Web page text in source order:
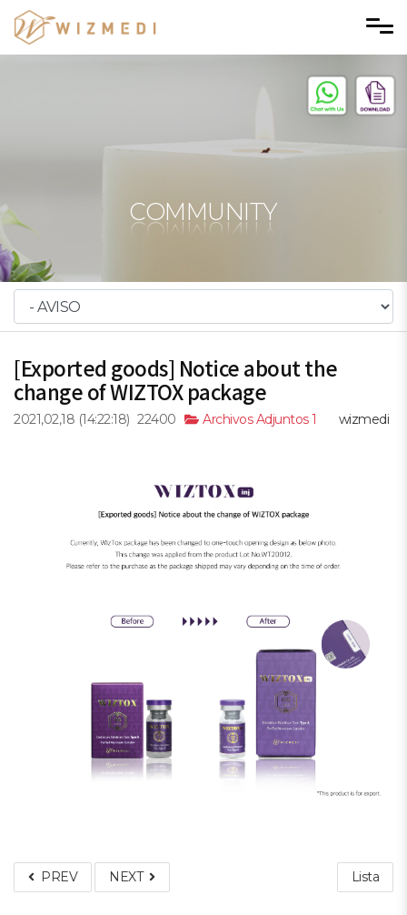
Skip to menu
COMMUNITY
[Exported goods] Notice about the
change of WIZTOX package
wizmedi
2021,02,18 (14:22:18) 22400 Archivos Adjuntos 1
PREV NEXT Lista